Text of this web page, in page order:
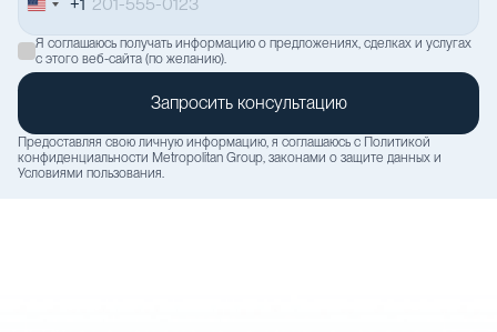
United
States
+1
Я соглашаюсь получать информацию о предложениях, сделках и услугах
с этого веб-сайта (по желанию).
Предоставляя свою личную информацию, я соглашаюсь с Политикой
конфиденциальности Metropolitan Group, законами о защите данных и
Условиями пользования